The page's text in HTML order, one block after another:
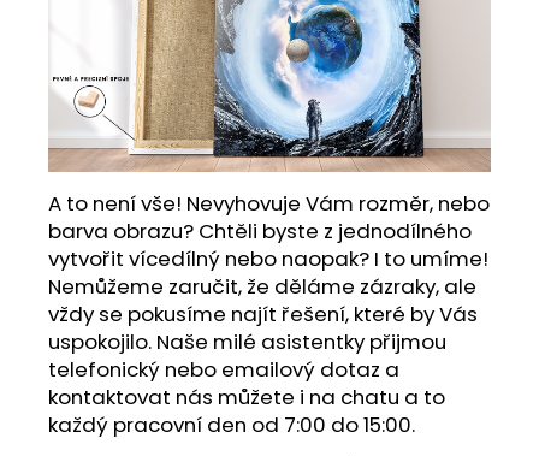
A to není vše! Nevyhovuje Vám rozměr, nebo
barva obrazu? Chtěli byste z jednodílného
vytvořit vícedílný nebo naopak? I to umíme!
Nemůžeme zaručit, že děláme zázraky, ale
vždy se pokusíme najít řešení, které by Vás
uspokojilo. Naše milé asistentky přijmou
telefonický nebo emailový dotaz a
kontaktovat nás můžete i na chatu a to
každý pracovní den od 7:00 do 15:00.